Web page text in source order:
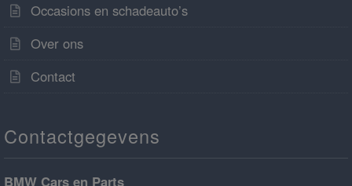
Occasions en schadeauto’s
Over ons
Contact
Contactgegevens
BMW Cars en Parts